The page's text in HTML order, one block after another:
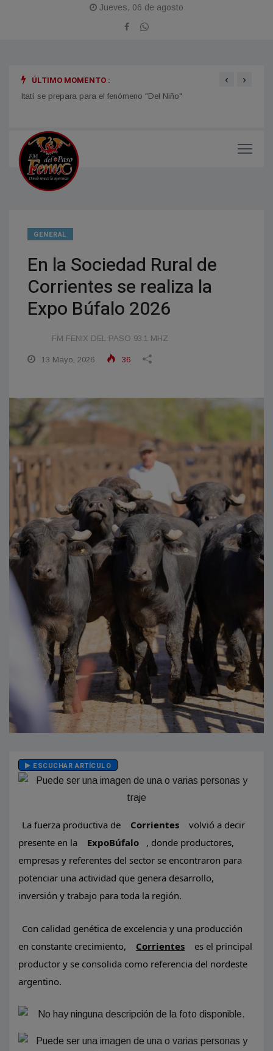
Jueves, 06 de agosto
ÚLTIMO MOMENTO :
Itatí se prepara para el fenómeno "Del Niño"
‹ ›
GENERAL
En la Sociedad Rural de
Corrientes se realiza la
Expo Búfalo 2026
FM FENIX DEL PASO 93.1 MHZ
13 Mayo, 2026 36
ESCUCHAR ARTÍCULO
La fuerza productiva de Corrientes
volvió a decir
presente en la
ExpoBúfalo
, donde productores,
empresas y referentes del sector se encontraron para
potenciar una actividad que genera desarrollo,
inversión y trabajo para toda la región.
Con calidad genética de excelencia y una producción
en constante crecimiento,
Corrientes
es el principal
productor y se consolida como referencia del nordeste
argentino.